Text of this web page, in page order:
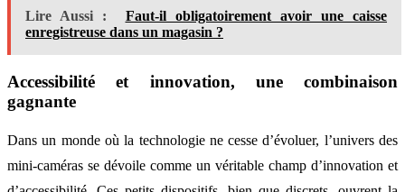
Lire Aussi :
Faut-il obligatoirement avoir une caisse
enregistreuse dans un magasin ?
Accessibilité et innovation, une combinaison
gagnante
Dans un monde où la technologie ne cesse d’évoluer, l’univers des
mini-caméras se dévoile comme un véritable champ d’innovation et